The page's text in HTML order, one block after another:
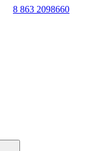
8 863 2098660